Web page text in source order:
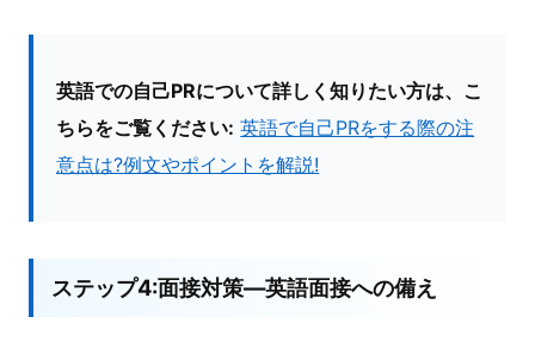
英語での自己PRについて詳しく知りたい方は、こ
ちらをご覧ください: 英語で自己PRをする際の注
意点は?例文やポイントを解説!
ステップ4:面接対策―英語面接への備え